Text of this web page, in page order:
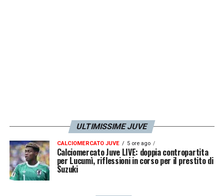
ULTIMISSIME JUVE
CALCIOMERCATO JUVE 5 ore ago
Calciomercato Juve LIVE: doppia contropartita
per Lucumì, riflessioni in corso per il prestito di
Suzuki